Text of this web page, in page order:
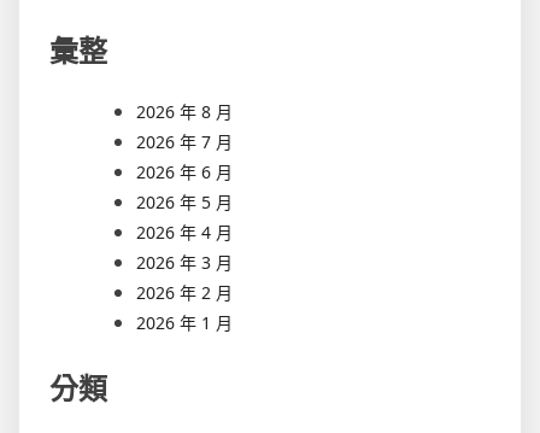
彙整
2026 年 8 月
2026 年 7 月
2026 年 6 月
2026 年 5 月
2026 年 4 月
2026 年 3 月
2026 年 2 月
2026 年 1 月
分類